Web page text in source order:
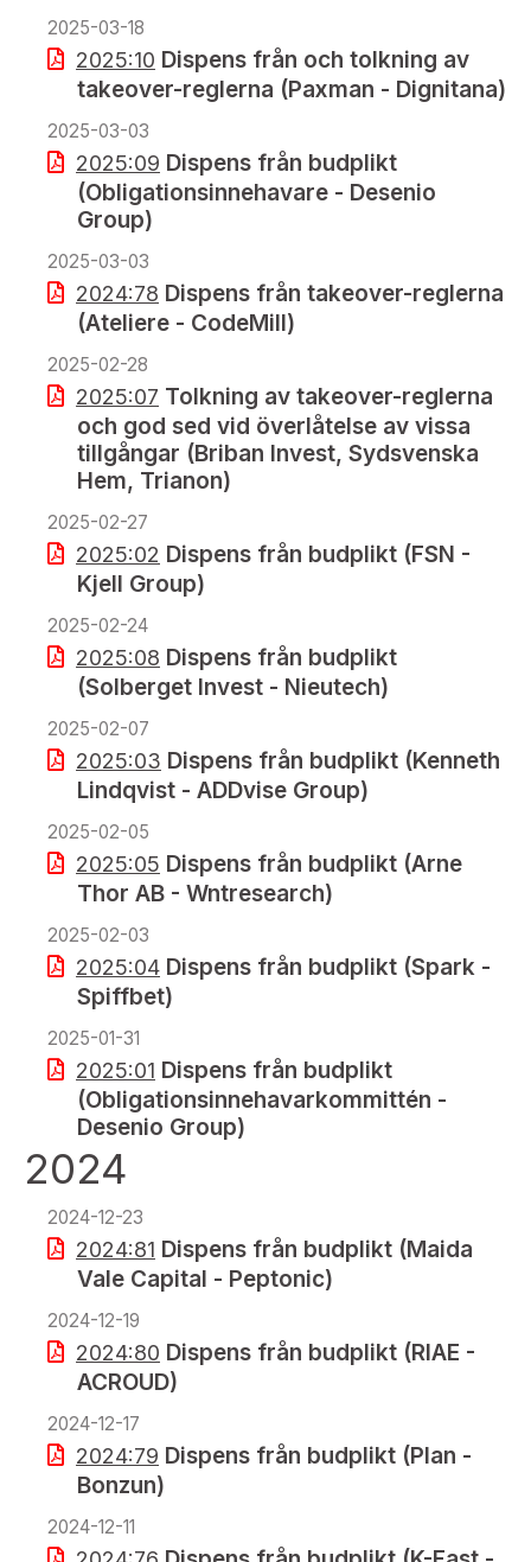
2025-03-18
2025:10 Dispens från och tolkning av
takeover-reglerna (Paxman - Dignitana)
2025-03-03
2025:09 Dispens från budplikt
(Obligationsinnehavare - Desenio
Group)
2025-03-03
2024:78 Dispens från takeover-reglerna
(Ateliere - CodeMill)
2025-02-28
2025:07 Tolkning av takeover-reglerna
och god sed vid överlåtelse av vissa
tillgångar (Briban Invest, Sydsvenska
Hem, Trianon)
2025-02-27
2025:02 Dispens från budplikt (FSN -
Kjell Group)
2025-02-24
2025:08 Dispens från budplikt
(Solberget Invest - Nieutech)
2025-02-07
2025:03 Dispens från budplikt (Kenneth
Lindqvist - ADDvise Group)
2025-02-05
2025:05 Dispens från budplikt (Arne
Thor AB - Wntresearch)
2025-02-03
2025:04 Dispens från budplikt (Spark -
Spiffbet)
2025-01-31
2025:01 Dispens från budplikt
(Obligationsinnehavarkommittén -
Desenio Group)
2024
2024-12-23
2024:81 Dispens från budplikt (Maida
Vale Capital - Peptonic)
2024-12-19
2024:80 Dispens från budplikt (RIAE -
ACROUD)
2024-12-17
2024:79 Dispens från budplikt (Plan -
Bonzun)
2024-12-11